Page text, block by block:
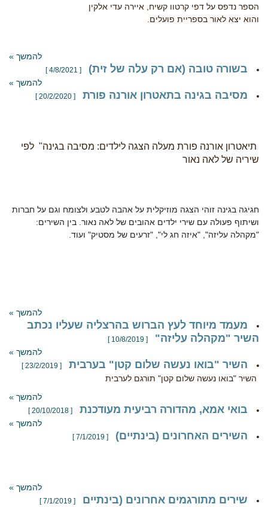
הספר נדפס על דפי קרטוו קשיח, איירה עדי אלקין
והוא יצא לאור בספריית פועלים.
להמשך »
בשורה טובה (אם רק עלה של זית) [ 4/8/2021 ]
להמשך »
מסיבה בגינה בתאטרון אורנה פורת [ 20/2/2020 ]
תיאטרון אורנה פורת מעלה הצגה לילדים: מסיבה בגינה" לפי
שיריה של לאה נאור
חגיגה בגינה זוהי הצגה מוזיקלית על אהבה לטבע ולצומח וגם על חברות
ושיתוף פעולה עם שירי ילדים אהובים של לאה נאור. בין השירים:
"מקהלה עליזה", "איזה חג לי", "זרעים של מסטיק" ועוד.
להמשך »
מעמד מיוחד לעץ הברוש בהרצליה שעליו נכתב
השיר "מקהלה עליזה"
[ 10/8/2019 ]
להמשך »
השיר "בואו נעשה שלום קטן" בערבית [ 23/2/2019 ]
השיר "בואו נעשה שלום קטן" תורגם לערבית
להמשך »
בואי אמא, מהדורה רביעית מעודכנת [ 20/10/2018 ]
להמשך »
השירים האחרונים (בינתיים) [ 7/1/2019 ]
להמשך »
שירים מתורגמים אחרונים (בינתיים [ 7/1/2019 ]